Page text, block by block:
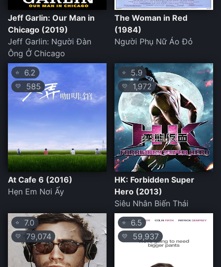
Jeff Garlin: Our Man in
Chicago (2019)
Jeff Garlin: Người Đàn
Ông Ở Chicago
The Woman in Red
(1984)
Người Phụ Nữ Áo Đỏ
⭐ 6.2
💛 585
At Cafe 6 (2016)
Hẹn Em Nơi Ấy
⭐ 5.9
💛 1,972
HK: Forbidden Super
Hero (2013)
Siêu Nhân Biến Thái
⭐ 7.0
💛 79,074
⭐ 6.5
💛 59,937